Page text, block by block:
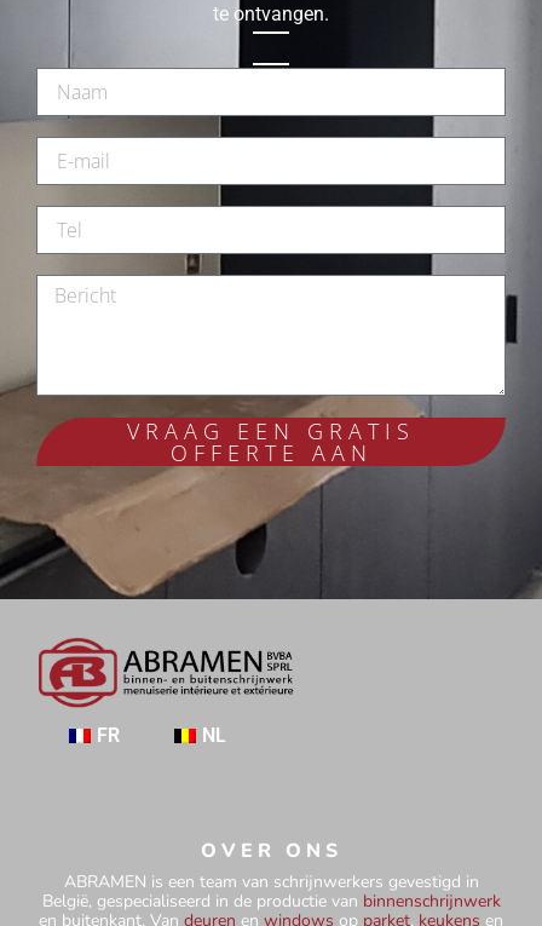
te ontvangen.
VRAAG EEN GRATIS
OFFERTE AAN
FR NL
OVER ONS
ABRAMEN is een team van schrijnwerkers gevestigd in
België, gespecialiseerd in de productie van binnenschrijnwerk
en buitenkant. Van deuren en windows op parket, keukens en